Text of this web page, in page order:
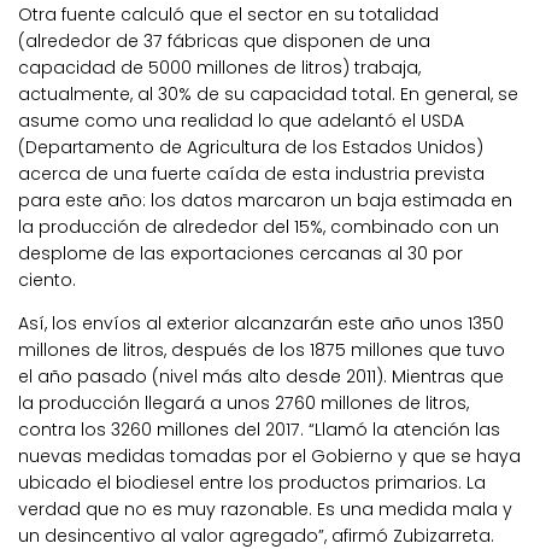
Otra fuente calculó que el sector en su totalidad
(alrededor de 37 fábricas que disponen de una
capacidad de 5000 millones de litros) trabaja,
actualmente, al 30% de su capacidad total. En general, se
asume como una realidad lo que adelantó el USDA
(Departamento de Agricultura de los Estados Unidos)
acerca de una fuerte caída de esta industria prevista
para este año: los datos marcaron un baja estimada en
la producción de alrededor del 15%, combinado con un
desplome de las exportaciones cercanas al 30 por
ciento.
Así, los envíos al exterior alcanzarán este año unos 1350
millones de litros, después de los 1875 millones que tuvo
el año pasado (nivel más alto desde 2011). Mientras que
la producción llegará a unos 2760 millones de litros,
contra los 3260 millones del 2017. “Llamó la atención las
nuevas medidas tomadas por el Gobierno y que se haya
ubicado el biodiesel entre los productos primarios. La
verdad que no es muy razonable. Es una medida mala y
un desincentivo al valor agregado”, afirmó Zubizarreta.